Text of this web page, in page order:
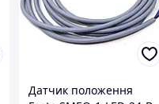
Датчик положення